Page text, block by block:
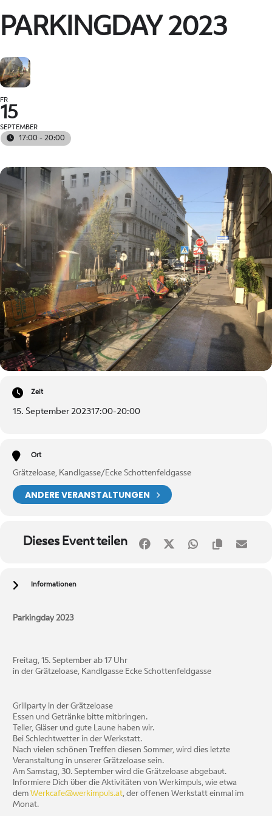
PARKINGDAY 2023
FR
15
SEPTEMBER
17:00 - 20:00
Zeit
15. September 202317:00-20:00
Ort
Grätzeloase, Kandlgasse/Ecke Schottenfeldgasse
ANDERE VERANSTALTUNGEN
Dieses Event teilen
Informationen
Parkingday 2023
Freitag, 15. September ab 17 Uhr
in der Grätzeloase, Kandlgasse Ecke Schottenfeldgasse
Grillparty in der Grätzeloase
Essen und Getränke bitte mitbringen.
Teller, Gläser und gute Laune haben wir.
Bei Schlechtwetter in der Werkstatt.
Nach vielen schönen Treffen diesen Sommer, wird dies letzte
Veranstaltung in unserer Grätzeloase sein.
Am Samstag, 30. September wird die Grätzeloase abgebaut.
Informiere Dich über die Aktivitäten von Werkimpuls, wie etwa
dem Werkcafe@werkimpuls.at, der offenen Werkstatt einmal im
Monat.